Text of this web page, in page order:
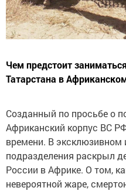
Чем предстоит
Татарстана в
Созданный по просьбе о
Африканский корпус ВС
времени. В эксклюзивном
подразделения раскрыл
России в Африке. О том,
невероятной жаре,